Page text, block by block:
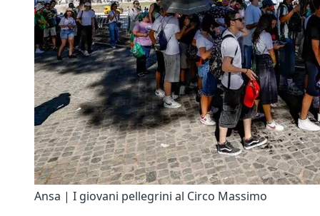
Ansa | I giovani pellegrini al Circo Massimo